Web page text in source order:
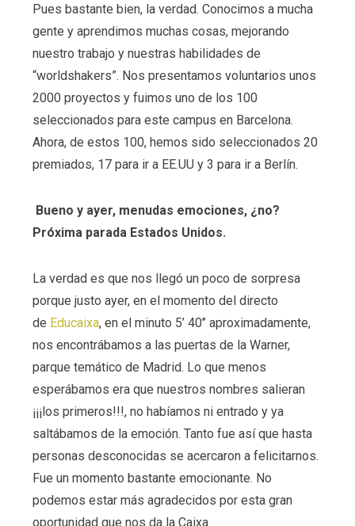
Pues bastante bien, la verdad. Conocimos a mucha
gente y aprendimos muchas cosas, mejorando
nuestro trabajo y nuestras habilidades de
“worldshakers”. Nos presentamos voluntarios unos
2000 proyectos y fuimos uno de los 100
seleccionados para este campus en Barcelona.
Ahora, de estos 100, hemos sido seleccionados 20
premiados, 17 para ir a EE.UU y 3 para ir a Berlín.
Bueno y ayer, menudas emociones, ¿no?
Próxima parada Estados Unidos.
La verdad es que nos llegó un poco de sorpresa
porque justo ayer, en el momento del directo
de Educaixa, en el minuto 5’ 40’’ aproximadamente,
nos encontrábamos a las puertas de la Warner,
parque temático de Madrid. Lo que menos
esperábamos era que nuestros nombres salieran
¡¡¡los primeros!!!, no habíamos ni entrado y ya
saltábamos de la emoción. Tanto fue así que hasta
personas desconocidas se acercaron a felicitarnos.
Fue un momento bastante emocionante. No
podemos estar más agradecidos por esta gran
oportunidad que nos da la Caixa.